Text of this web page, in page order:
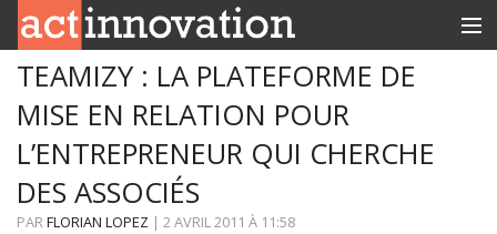
RUBRIQUES
INNOBOX
TEAMIZY : LA PLATEFORME DE
MISE EN RELATION POUR
L’ENTREPRENEUR QUI CHERCHE
DES ASSOCIÉS
PARFLORIAN LOPEZ | 2 AVRIL 2011 À 11:58